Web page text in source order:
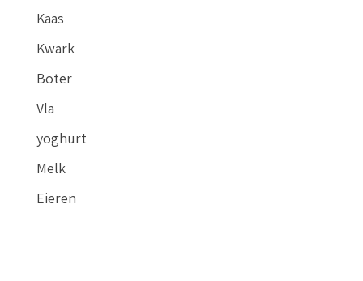
Kaas
Kwark
Boter
Vla
yoghurt
Melk
Eieren